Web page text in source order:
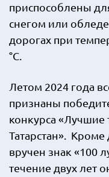
приспособлены
снегом или
дорогах при
°C.
Летом 2024 года
признаны
конкурса «Лучшие
Татарстан».
вручен знак «100
течение двух лет